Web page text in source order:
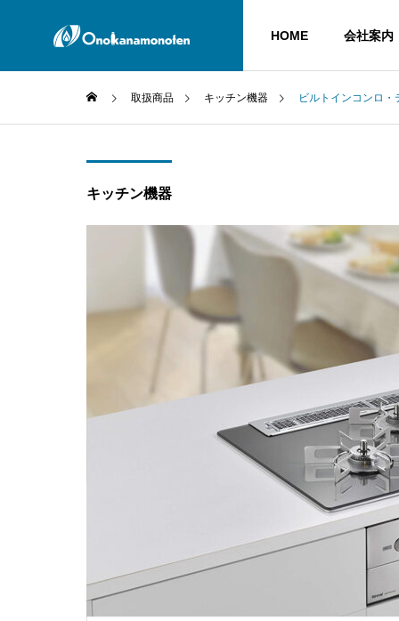
HOME 会社案内
COMPANY
ACCOUNT
LINE公式アカ
SERVICE
CLEAN
取扱商品 キッチン機器 ビルトインコンロ・
キッチン機器